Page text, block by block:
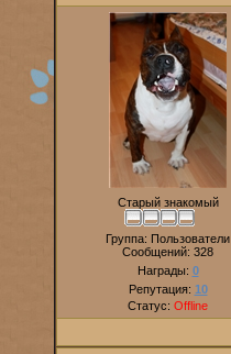
Старый знакомый
Группа: Пользователи
Сообщений: 328
Награды: 0
Репутация: 10
Статус: Offline